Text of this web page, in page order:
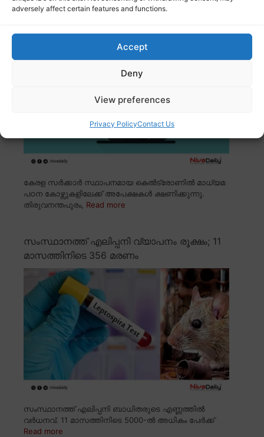
adversely affect certain features and functions.
Accept
Deny
View preferences
Privacy PolicyContact Us
അപേക്ഷിക്കാം; അവസാന തീയതി ഡിസംബർ
കേരള സർക്കാർ സ്ഥാപനമായ കെൽട്രോണിൽ മാധ്യമ
പഠന കോഴ്സുകളിലേക്ക് അപേക്ഷകൾ ക്ഷണിക്കുന്നു.
തിരുവനന്തപുരം, Read more
സംസ്ഥാനത്ത് എലിപ്പനി വ്യാപനം രൂക്ഷം; 11
മാസത്തിനിടെ 356 മരണം
സംസ്ഥാനത്ത് എലിപ്പനി ബാധിതരുടെ എണ്ണത്തിൽ
വർധനവ്. 11 മാസത്തിനിടെ 5000-ൽ അധികം പേർക്ക്
Read more